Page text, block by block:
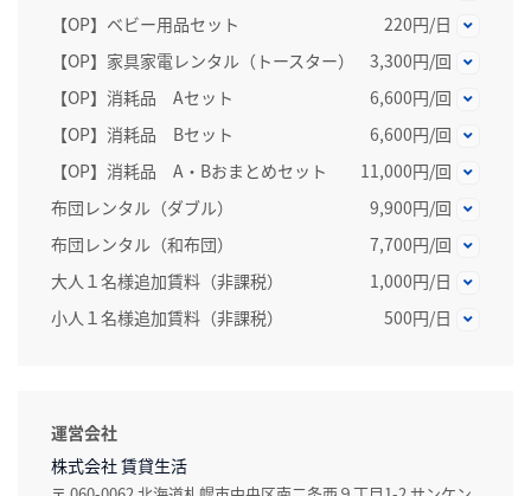
【OP】ベビー用品セット
220円/日
【OP】家具家電レンタル（トースター）
3,300円/回
【OP】消耗品 Aセット
6,600円/回
【OP】消耗品 Bセット
6,600円/回
【OP】消耗品 A・Bおまとめセット
11,000円/回
布団レンタル（ダブル）
9,900円/回
布団レンタル（和布団）
7,700円/回
大人１名様追加賃料（非課税）
1,000円/日
小人１名様追加賃料（非課税）
500円/日
運営会社
株式会社 賃貸生活